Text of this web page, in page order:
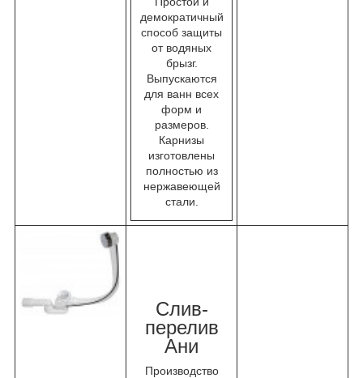
демократичный
способ защиты
от водяных
брызг.
Выпускаются
для ванн всех
форм и
размеров.
Карнизы
изготовлены
полностью из
нержавеющей
стали.
Слив-
перелив
Ани
Производство